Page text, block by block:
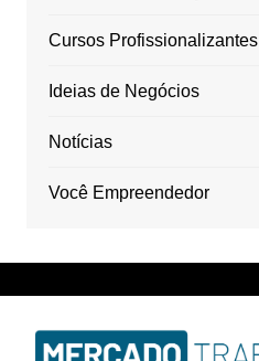
Cursos Profissionalizantes
Ideias de Negócios
Notícias
Você Empreendedor